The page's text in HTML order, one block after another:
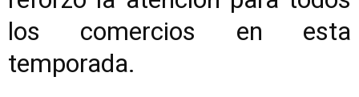
los comercios en esta
temporada.